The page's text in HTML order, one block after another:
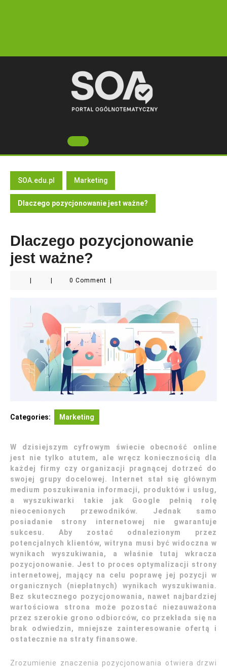
Open
Button
SOA.edu.pl Marketing
Dlaczego pozycjonowanie jest ważne?
Dlaczego pozycjonowanie
jest ważne?
0 Comment
Categories: Marketing
W dzisiejszym cyfrowym świecie obecność online
jest nie tylko atutem, ale wręcz koniecznością dla
każdej firmy czy organizacji pragnącej dotrzeć do
swojej grupy docelowej. Internet stał się głównym
medium poszukiwania informacji, produktów i usług,
a wyszukiwarki takie jak Google pełnią rolę
nieocenionych przewodników. Jednak samo
posiadanie strony internetowej nie gwarantuje
sukcesu. Aby zostać odnalezionym przez
potencjalnych klientów, witryna musi być widoczna w
wynikach wyszukiwania, a właśnie tutaj wkracza
pozycjonowanie. Jest to proces optymalizacji strony
internetowej, mający na celu poprawę jej pozycji w
organicznych (niepłatnych) wynikach wyszukiwania.
Bez skutecznego pozycjonowania, nawet najbardziej
wartościowa strona może pozostać niezauważona
przez szerokie grono odbiorców, co przekłada się na
brak odwiedzin, mniejsze zainteresowanie ofertą i
ostatecznie na straty finansowe.
Zrozumienie znaczenia pozycjonowania otwiera drzwi